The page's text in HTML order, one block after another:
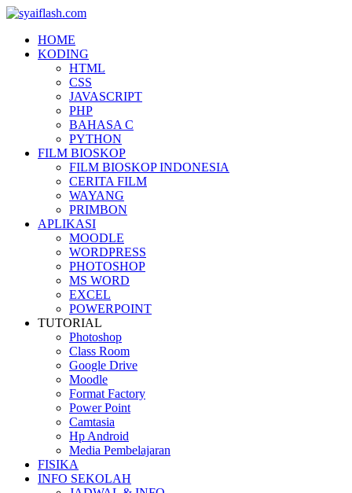
HOME
KODING
HTML
CSS
JAVASCRIPT
PHP
BAHASA C
PYTHON
FILM BIOSKOP
FILM BIOSKOP INDONESIA
CERITA FILM
WAYANG
PRIMBON
APLIKASI
MOODLE
WORDPRESS
PHOTOSHOP
MS WORD
EXCEL
POWERPOINT
TUTORIAL
Photoshop
Class Room
Google Drive
Moodle
Format Factory
Power Point
Camtasia
Hp Android
Media Pembelajaran
FISIKA
INFO SEKOLAH